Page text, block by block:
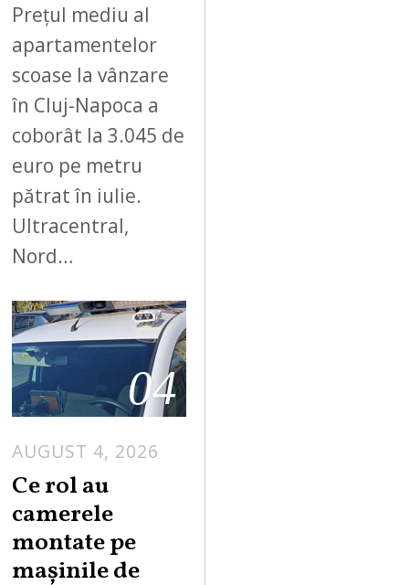
Prețul mediu al
apartamentelor
scoase la vânzare
în Cluj-Napoca a
coborât la 3.045 de
euro pe metru
pătrat în iulie.
Ultracentral,
Nord…
04
AUGUST 4, 2026
Ce rol au
camerele
montate pe
mașinile de